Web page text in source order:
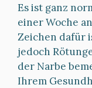
Es ist ganz
einer Woche
Zeichen dafür
jedoch
der Narbe
Ihrem